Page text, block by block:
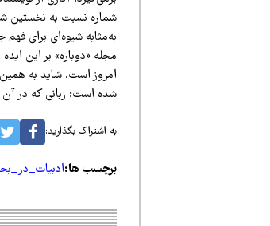
شماره نسبت به نخستین
به‌مثابه شیوه‌ای برای فهم
مجله «دوباره» بر این
امروز است. شاید به
شده است؛ زبانی که در
به اشتراک بگذارید:
برچسب ها: